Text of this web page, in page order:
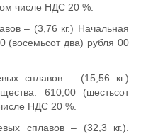
числе НДС 20 %.
– (3,76 кг.) Начальная
(восемьсот два) рубля 00
сплавов – (15,56 кг.)
610,00 (шестьсот
НДС 20 %.
сплавов – (32,3 кг.).